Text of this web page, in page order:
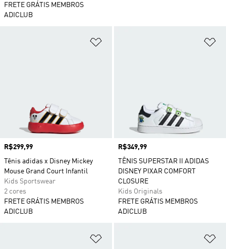
FRETE GRÁTIS MEMBROS
ADICLUB
Preço
R$299,99
Tênis adidas x Disney Mickey
Mouse Grand Court Infantil
Kids Sportswear
2 cores
FRETE GRÁTIS MEMBROS
ADICLUB
Preço
R$349,99
TÊNIS SUPERSTAR II ADIDAS
DISNEY PIXAR COMFORT
CLOSURE
Kids Originals
FRETE GRÁTIS MEMBROS
ADICLUB